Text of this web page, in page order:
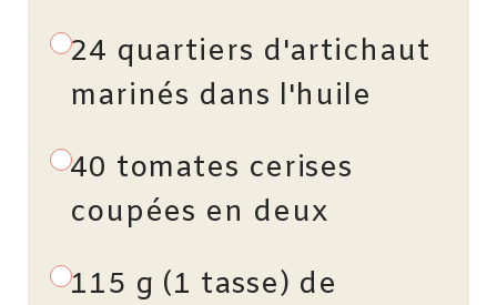
24 quartiers d'artichaut
marinés dans l'huile
40 tomates cerises
coupées en deux
115 g (1 tasse) de